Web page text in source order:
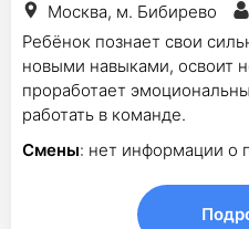
Москва, м. Бибирево
Ребёнок познает свои
новыми навыками, освоит
проработает
работать в команде.
Смены: нет информации о